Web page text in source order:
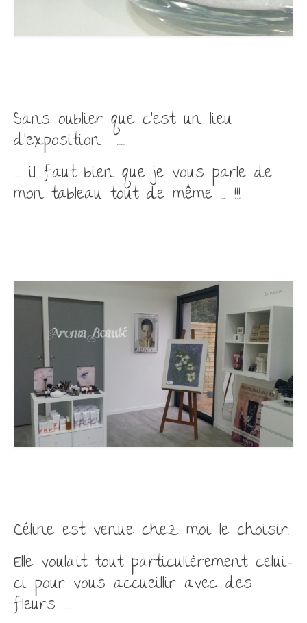
Sans oublier que c’est un lieu
d’exposition ……
….. il faut bien que je vous parle de
mon tableau tout de même …. !!!
Céline est venue chez moi le choisir.
Elle voulait tout particulièrement celui-
ci pour vous accueillir avec des
fleurs …..